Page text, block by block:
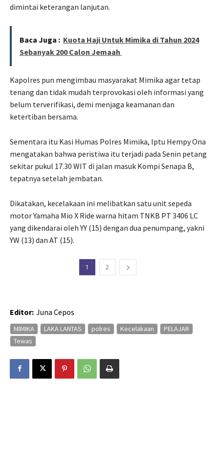
dimintai keterangan lanjutan.
Baca Juga : Kuota Haji Untuk Mimika di Tahun 2024
Sebanyak 200 Calon Jemaah
Kapolres pun mengimbau masyarakat Mimika agar tetap
tenang dan tidak mudah terprovokasi oleh informasi yang
belum terverifikasi, demi menjaga keamanan dan
ketertiban bersama.
Sementara itu Kasi Humas Polres Mimika, Iptu Hempy Ona
mengatakan bahwa peristiwa itu terjadi pada Senin petang
sekitar pukul 17.30 WIT di jalan masuk Kompi Senapa B,
tepatnya setelah jembatan.
Dikatakan, kecelakaan ini melibatkan satu unit sepeda
motor Yamaha Mio X Ride warna hitam TNKB PT 3406 LC
yang dikendarai oleh YY (15) dengan dua penumpang, yakni
YW (13) dan AT (15).
1 2
Editor: Juna Cepos
MIMIKA LAKA LANTAS polres Kecelakaan
PELAJAR
Tewas